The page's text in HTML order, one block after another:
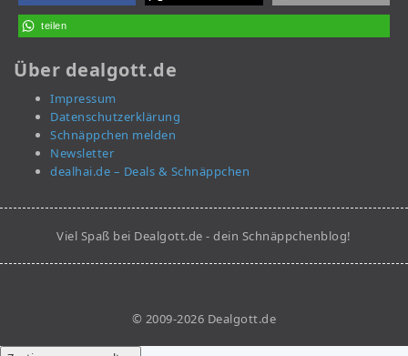
teilen
Über dealgott.de
Impressum
Datenschutzerklärung
Schnäppchen melden
Newsletter
dealhai.de – Deals & Schnäppchen
Viel Spaß bei Dealgott.de - dein Schnäppchenblog!
© 2009-2026 Dealgott.de